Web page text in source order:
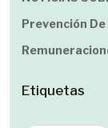
Prevención
Etiquetas